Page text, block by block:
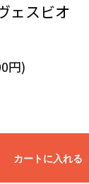
ェスビオ
円)
カートに入れる